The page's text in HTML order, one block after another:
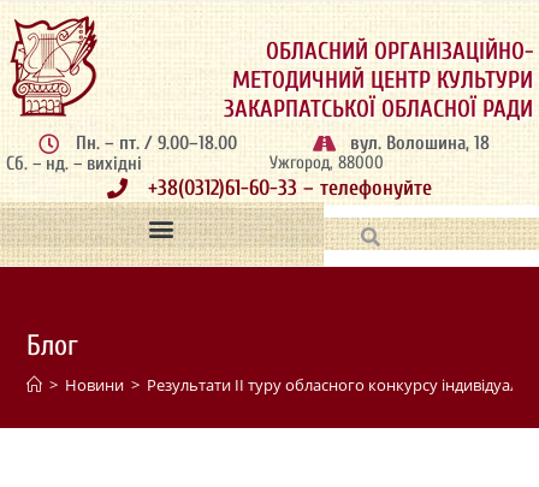
ОБЛАСНИЙ ОРГАНІЗАЦІЙНО-
МЕТОДИЧНИЙ ЦЕНТР КУЛЬТУРИ
ЗАКАРПАТСЬКОЇ ОБЛАСНОЇ РАДИ
Пн. – пт. / 9.00–18.00
Сб. – нд. – вихідні
вул. Волошина, 18
Ужгород, 88000
+38(0312)61-60-33 – телефонуйте
Блог
> Новини > Результати ІІ туру обласного конкурсу